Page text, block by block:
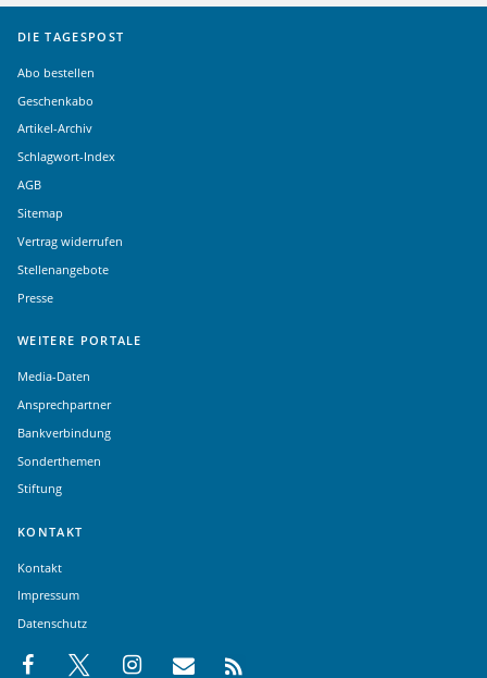
DIE TAGESPOST
Abo bestellen
Geschenkabo
Artikel-Archiv
Schlagwort-Index
AGB
Sitemap
Vertrag widerrufen
Stellenangebote
Presse
WEITERE PORTALE
Media-Daten
Ansprechpartner
Bankverbindung
Sonderthemen
Stiftung
KONTAKT
Kontakt
Impressum
Datenschutz